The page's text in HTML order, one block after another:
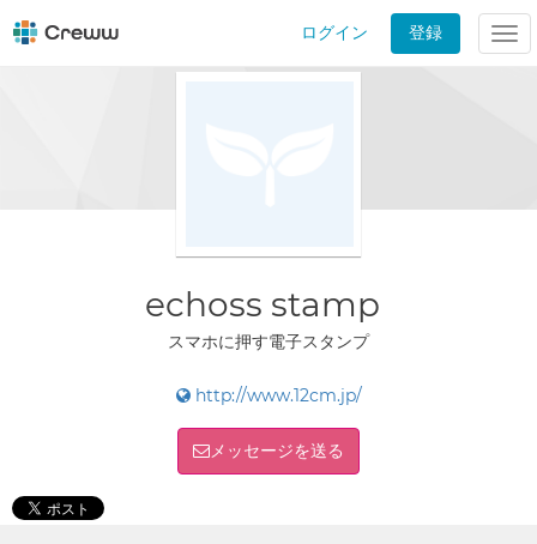
ログイン 登録
echoss stamp
スマホに押す電子スタンプ
http://www.12cm.jp/
メッセージを送る